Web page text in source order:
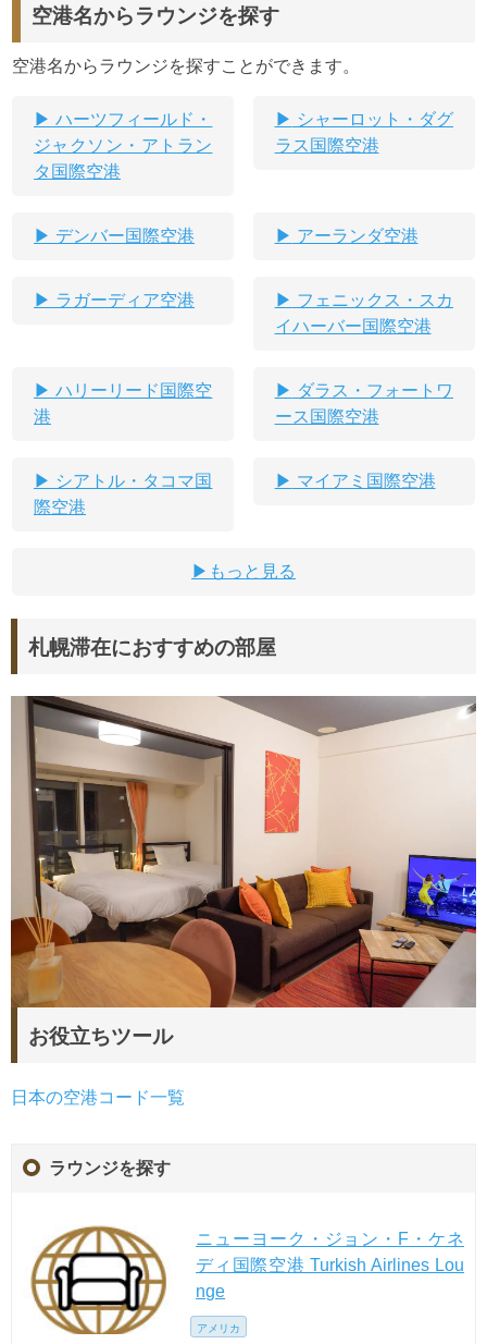
空港名からラウンジを探す
空港名からラウンジを探すことができます。
ハーツフィールド・
ジャクソン・アトラン
タ国際空港
シャーロット・ダグ
ラス国際空港
デンバー国際空港 アーランダ空港
ラガーディア空港
フェニックス・スカ
イハーバー国際空港
ハリーリード国際空
港
ダラス・フォートワ
ース国際空港
シアトル・タコマ国
際空港
マイアミ国際空港
もっと見る
札幌滞在におすすめの部屋
お役立ちツール
日本の空港コード一覧
ラウンジを探す
ニューヨーク・ジョン・F・ケネ
ディ国際空港 Turkish Airlines Lou
nge
アメリカ